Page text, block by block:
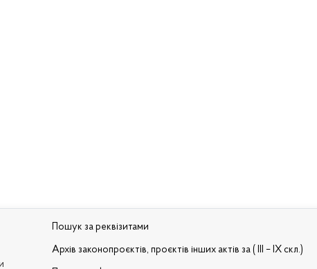
Пошук за реквізитами
Архів законопроєктів, проєктів інших актів за ( III – IX скл.)